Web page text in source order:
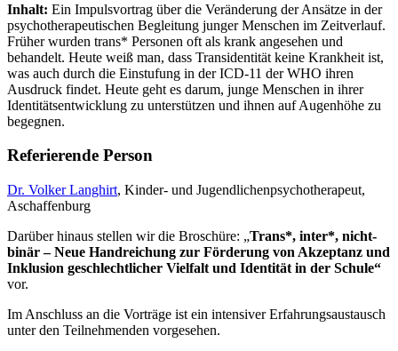
Inhalt: Ein Impulsvortrag über die Veränderung der Ansätze in der
psychotherapeutischen Begleitung junger Menschen im Zeitverlauf.
Früher wurden trans* Personen oft als krank angesehen und
behandelt. Heute weiß man, dass Transidentität keine Krankheit ist,
was auch durch die Einstufung in der ICD-11 der WHO ihren
Ausdruck findet. Heute geht es darum, junge Menschen in ihrer
Identitätsentwicklung zu unterstützen und ihnen auf Augenhöhe zu
begegnen.
Referierende Person
Dr. Volker Langhirt, Kinder- und Jugendlichenpsychotherapeut,
Aschaffenburg
Darüber hinaus stellen wir die Broschüre: „Trans*, inter*, nicht-
binär – Neue Handreichung zur Förderung von Akzeptanz und
Inklusion geschlechtlicher Vielfalt und Identität in der Schule“
vor.
Im Anschluss an die Vorträge ist ein intensiver Erfahrungsaustausch
unter den Teilnehmenden vorgesehen.